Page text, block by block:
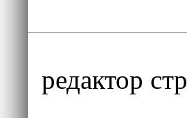
редактор